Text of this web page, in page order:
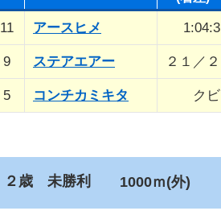
11 アースヒメ 1:04:3
9 ステアエアー ２１／２
5 コンチカミキタ クビ
２歳 未勝利 1000ｍ(外)